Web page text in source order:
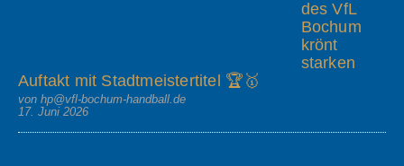
des VfL
Bochum
krönt
starken
Auftakt mit Stadtmeistertitel 🏆🥇
von hp@vfl-bochum-handball.de
17. Juni 2026